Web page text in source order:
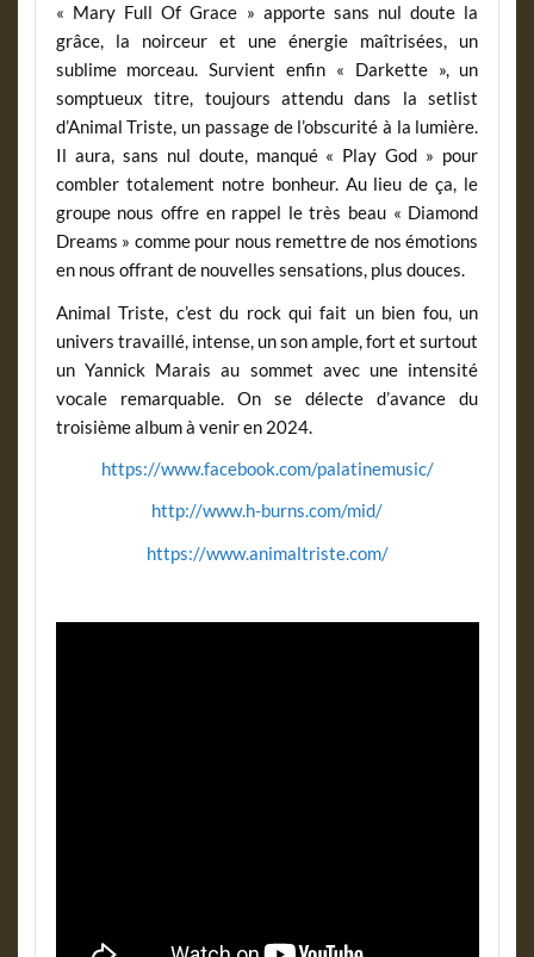
« Mary Full Of Grace » apporte sans nul doute la
grâce, la noirceur et une énergie maîtrisées, un
sublime morceau. Survient enfin « Darkette », un
somptueux titre, toujours attendu dans la setlist
d’Animal Triste, un passage de l’obscurité à la lumière.
Il aura, sans nul doute, manqué « Play God » pour
combler totalement notre bonheur. Au lieu de ça, le
groupe nous offre en rappel le très beau « Diamond
Dreams » comme pour nous remettre de nos émotions
en nous offrant de nouvelles sensations, plus douces.
Animal Triste, c’est du rock qui fait un bien fou, un
univers travaillé, intense, un son ample, fort et surtout
un Yannick Marais au sommet avec une intensité
vocale remarquable. On se délecte d’avance du
troisième album à venir en 2024.
https://www.facebook.com/palatinemusic/
http://www.h-burns.com/mid/
https://www.animaltriste.com/